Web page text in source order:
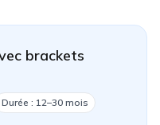
brackets
Durée : 12–30 mois